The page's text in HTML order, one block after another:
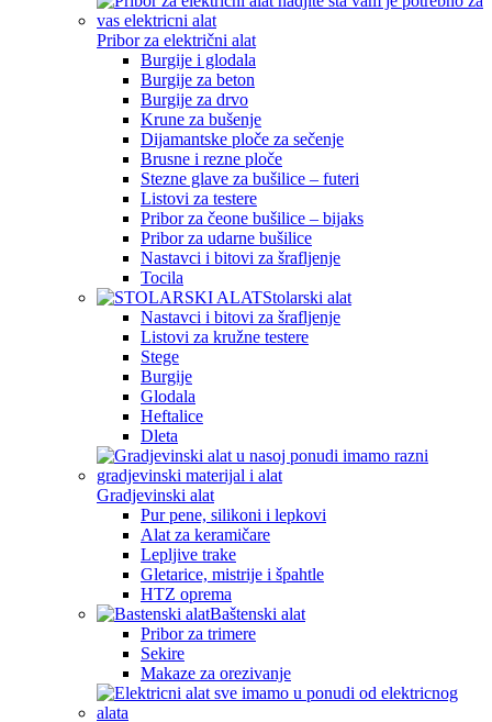
Pribor za električni alat
Burgije i glodala
Burgije za beton
Burgije za drvo
Krune za bušenje
Dijamantske ploče za sečenje
Brusne i rezne ploče
Stezne glave za bušilice – futeri
Listovi za testere
Pribor za čeone bušilice – bijaks
Pribor za udarne bušilice
Nastavci i bitovi za šrafljenje
Tocila
Stolarski alat
Nastavci i bitovi za šrafljenje
Listovi za kružne testere
Stege
Burgije
Glodala
Heftalice
Dleta
Gradjevinski alat
Pur pene, silikoni i lepkovi
Alat za keramičare
Lepljive trake
Gletarice, mistrije i špahtle
HTZ oprema
Baštenski alat
Pribor za trimere
Sekire
Makaze za orezivanje